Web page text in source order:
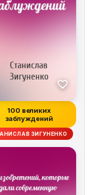
undergraduate
study in the
analysis of
Lecture materials
100 великих
заблуждений
ЗИГУНЕНКО